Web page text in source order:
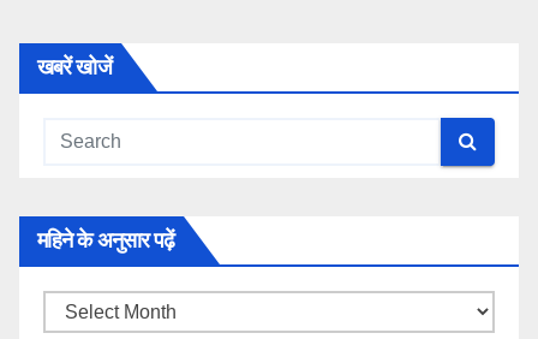
खबरें खोजें
महिने के अनुसार पढ़ें
महिने